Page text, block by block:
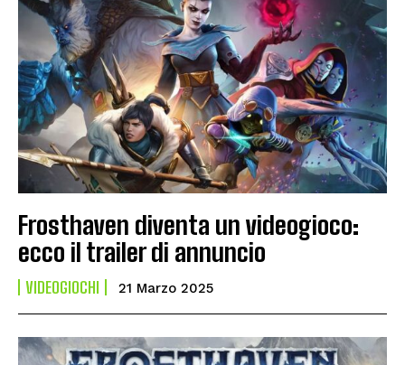
Frosthaven diventa un videogioco:
ecco il trailer di annuncio
VIDEOGIOCHI 21 Marzo 2025